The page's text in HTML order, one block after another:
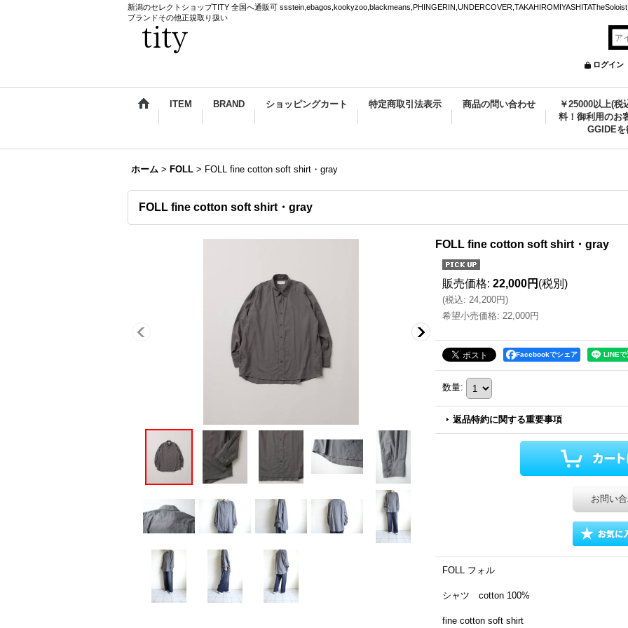
新潟のセレクトショップTITY 全国へ通販可
ブランドその他正規取り扱い
ログイン
ITEM BRAND ショッピングカート 特定商取引法表示 商品の問い合わせ
￥25000以上(税
料！御利用のお
GGIDE
ホーム > FOLL > FOLL fine cotton soft shirt・gray
FOLL fine cotton soft shirt・gray
FOLL fine cotton soft shirt・gray
販売価格: 22,000円 (税別)
(税込: 24,200円)
希望小売価格: 22,000円
Facebookでシェア
数量:
返品特約に関する重要事項
お問い
FOLL フォル
シャツ cotton 100%
fine cotton soft shirt